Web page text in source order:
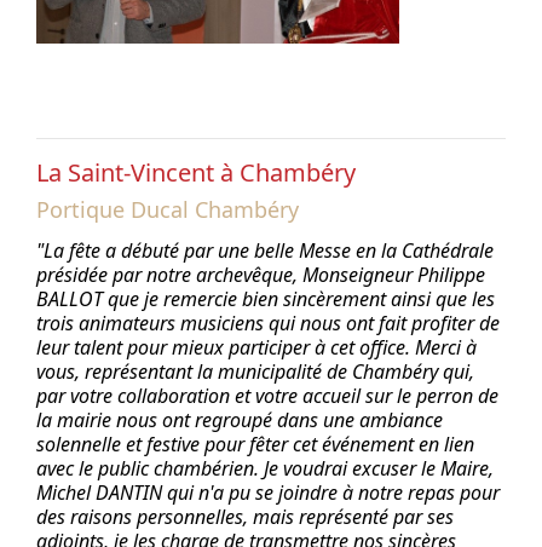
La Saint-Vincent à Chambéry
Portique Ducal Chambéry
"La fête a débuté par une belle Messe en la Cathédrale
présidée par notre archevêque, Monseigneur Philippe
BALLOT que je remercie bien sincèrement ainsi que les
trois animateurs musiciens qui nous ont fait profiter de
leur talent pour mieux participer à cet office. Merci à
vous, représentant la municipalité de Chambéry qui,
par votre collaboration et votre accueil sur le perron de
la mairie nous ont regroupé dans une ambiance
solennelle et festive pour fêter cet événement en lien
avec le public chambérien. Je voudrai excuser le Maire,
Michel DANTIN qui n'a pu se joindre à notre repas pour
des raisons personnelles, mais représenté par ses
adjoints, je les charge de transmettre nos sincères